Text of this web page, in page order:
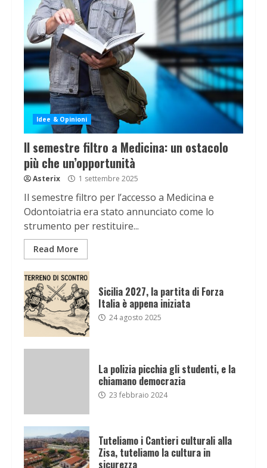
Idee & Opinioni
Il semestre filtro a Medicina: un ostacolo
più che un’opportunità
Asterix 1 settembre 2025
Il semestre filtro per l’accesso a Medicina e
Odontoiatria era stato annunciato come lo
strumento per restituire...
Read More
Sicilia 2027, la partita di Forza
Italia è appena iniziata
24 agosto 2025
La polizia picchia gli studenti, e la
chiamano democrazia
23 febbraio 2024
Tuteliamo i Cantieri culturali alla
Zisa, tuteliamo la cultura in
sicurezza